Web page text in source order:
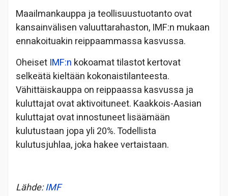
Maailmankauppa ja teollisuustuotanto ovat
kansainvälisen valuuttarahaston, IMF:n mukaan
ennakoituakin reippaammassa kasvussa.
Oheiset IMF:n kokoamat tilastot kertovat
selkeätä kieltään kokonaistilanteesta.
Vähittäiskauppa on reippaassa kasvussa ja
kuluttajat ovat aktivoituneet. Kaakkois-Aasian
kuluttajat ovat innostuneet lisäämään
kulutustaan jopa yli 20%. Todellista
kulutusjuhlaa, joka hakee vertaistaan.
Lähde:IMF